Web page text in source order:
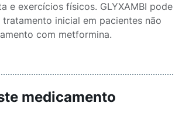
e exercícios físicos. GLYXAMBI pode
inicial em pacientes não
com metformina.
medicamento